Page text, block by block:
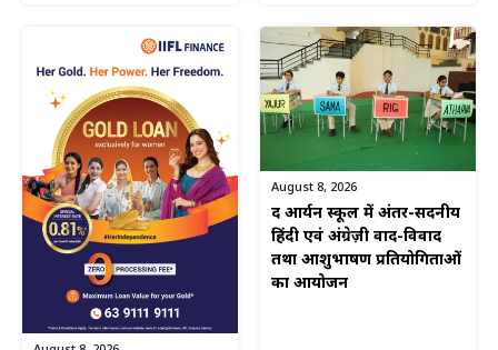
August 8, 2026
द आर्यन स्कूल में अंतर-सदनीय
हिंदी एवं अंग्रेज़ी वाद-विवाद
तथा आशुभाषण प्रतियोगिताओं
का आयोजन